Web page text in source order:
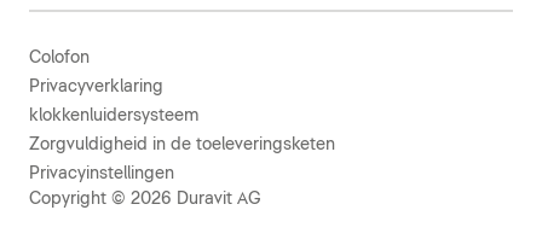
Colofon
Privacyverklaring
klokkenluidersysteem
Zorgvuldigheid in de toeleveringsketen
Privacyinstellingen
Copyright © 2026 Duravit AG